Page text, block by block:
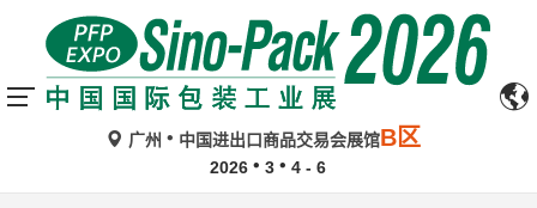
广州 中国进出口商品交易会展馆B区
2026 3 4 - 6